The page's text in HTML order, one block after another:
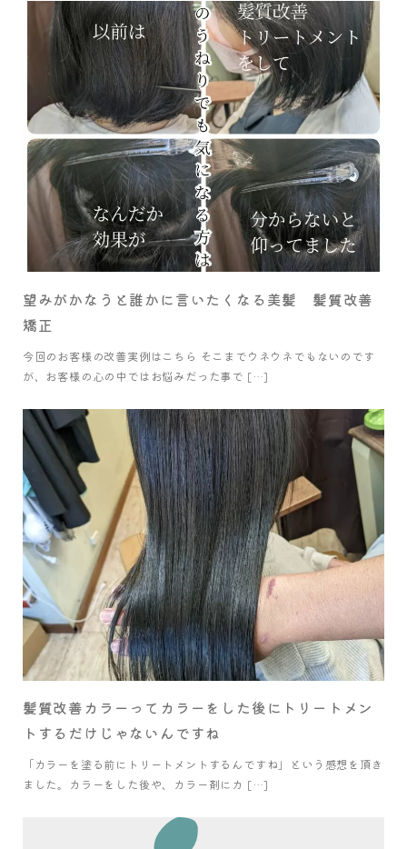
望みがかなうと誰かに言いたくなる美髪 髪質改善
矯正
今回のお客様の改善実例はこちら そこまでウネウネでもないのです
が、お客様の心の中ではお悩みだった事で […]
髪質改善カラーってカラーをした後にトリートメン
トするだけじゃないんですね
「カラーを塗る前にトリートメントするんですね」という感想を頂き
ました。カラーをした後や、カラー剤にカ […]